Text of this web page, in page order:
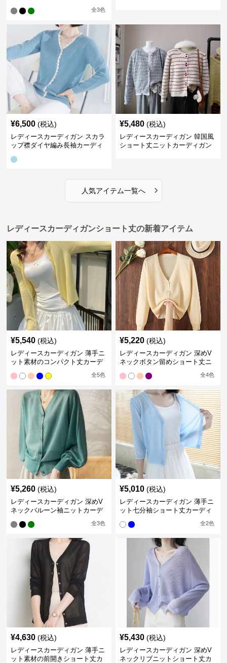
全3色
¥6,500 (税込)
レディースカーディガン スカラ
ップ襟ダイヤ編み長袖カーディ
¥5,480 (税込)
レディースカーディガン 韓国風
ショート丈ニットカーディガン
人気アイテム一覧へ ›
レディースカーディガンショート丈の新着アイテム
¥5,540 (税込)
レディースカーディガン 薄手ニ
ット素材のコンパクト丈カーデ
全5色
¥5,220 (税込)
レディースカーディガン 深めV
ネックボタン留めショート丈ニ
全4色
¥5,260 (税込)
レディースカーディガン 深めV
ネックバルーン袖ニットカーデ
全3色
¥5,010 (税込)
レディースカーディガン 薄手ニ
ット七分袖ショート丈カーディ
全2色
¥4,630 (税込)
レディースカーディガン 薄手ニ
ット素材の前開きショート丈カ
¥5,430 (税込)
レディースカーディガン 深めV
ネックリブニットショート丈カ